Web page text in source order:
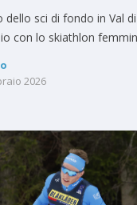
sci di fondo in Val
con lo skiathlon
2026